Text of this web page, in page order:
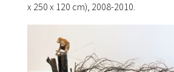
x 250 x 120 cm), 2008-2010.